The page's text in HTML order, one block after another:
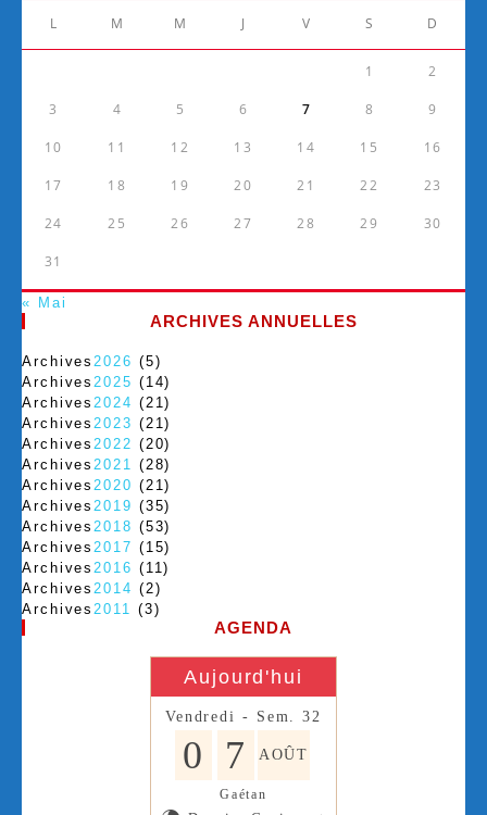
L M M J V S D
1 2
3 4 5 6 7 8 9
10 11 12 13 14 15 16
17 18 19 20 21 22 23
24 25 26 27 28 29 30
31
« Mai
ARCHIVES ANNUELLES
Archives2026 (5)
Archives2025 (14)
Archives2024 (21)
Archives2023 (21)
Archives2022 (20)
Archives2021 (28)
Archives2020 (21)
Archives2019 (35)
Archives2018 (53)
Archives2017 (15)
Archives2016 (11)
Archives2014 (2)
Archives2011 (3)
AGENDA
Aujourd'hui
Vendredi - Sem. 32
0 7 AOÛT
Gaétan